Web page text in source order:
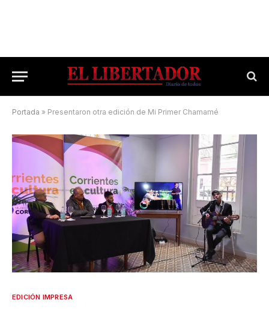
Portada » Presentaron otra edición de Mi Primer Chamamé
EDICIÓN IMPRESA